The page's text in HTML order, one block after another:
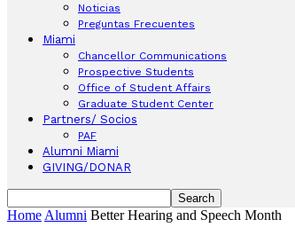
Noticias
Preguntas Frecuentes
Miami
Chancellor Communications
Prospective Students
Office of Student Affairs
Graduate Student Center
Partners/ Socios
PAF
Alumni Miami
GIVING/DONAR
Home Alumni Better Hearing and Speech Month